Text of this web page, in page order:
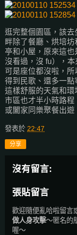
逛完整個園區，該
畔除了餐廳、烘培
亭和小屋，原來這
沒看過，沒 fu），
可是座位都沒啦，
得到民歌、還多一
這樣舒服的天氣和
市區也才半小時路
或闔家同樂聚餐出
發表於 22:47
分享
沒有留言:
張貼留言
歡迎隨便亂哈啦留言
做人身攻擊～匿名的
喔～